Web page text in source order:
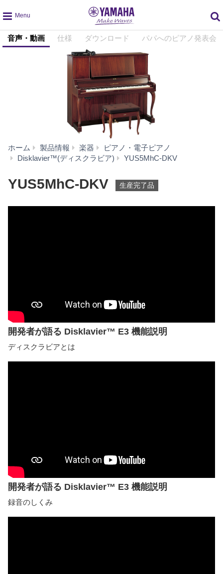
global
navigation
音声・動画 仕様 ダウンロード パパへのピアノ発表会
ホーム 製品情報 楽器
ピアノ・電子ピアノ
Disklavier™(ディスクラビア)
YUS5MhC‐DKV
YUS5MhC‐DKV 生産完了品
開発者が語る Disklavier™ E3 機能説明
ディスクラビアとは
開発者が語る Disklavier™ E3 機能説明
録音のしくみ